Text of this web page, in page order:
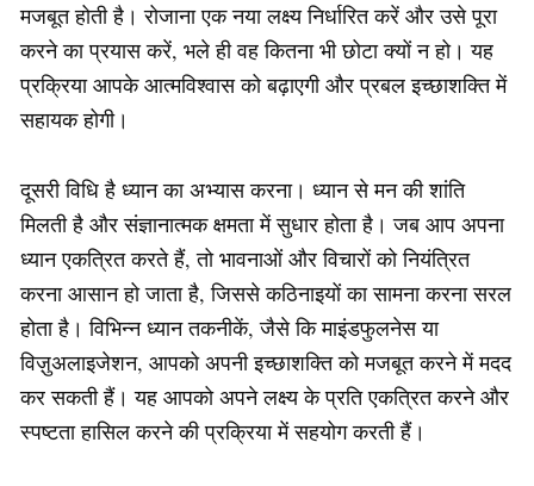
मजबूत होती है। रोजाना एक नया लक्ष्य निर्धारित करें और उसे पूरा
करने का प्रयास करें, भले ही वह कितना भी छोटा क्यों न हो। यह
प्रक्रिया आपके आत्मविश्वास को बढ़ाएगी और प्रबल इच्छाशक्ति में
सहायक होगी।
दूसरी विधि है ध्यान का अभ्यास करना। ध्यान से मन की शांति
मिलती है और संज्ञानात्मक क्षमता में सुधार होता है। जब आप अपना
ध्यान एकत्रित करते हैं, तो भावनाओं और विचारों को नियंत्रित
करना आसान हो जाता है, जिससे कठिनाइयों का सामना करना सरल
होता है। विभिन्न ध्यान तकनीकें, जैसे कि माइंडफुलनेस या
विज़ुअलाइजेशन, आपको अपनी इच्छाशक्ति को मजबूत करने में मदद
कर सकती हैं। यह आपको अपने लक्ष्य के प्रति एकत्रित करने और
स्पष्टता हासिल करने की प्रक्रिया में सहयोग करती हैं।